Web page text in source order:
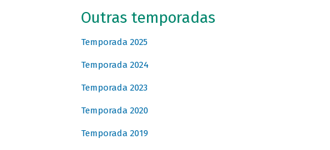
Outras temporadas
Temporada 2025
Temporada 2024
Temporada 2023
Temporada 2020
Temporada 2019